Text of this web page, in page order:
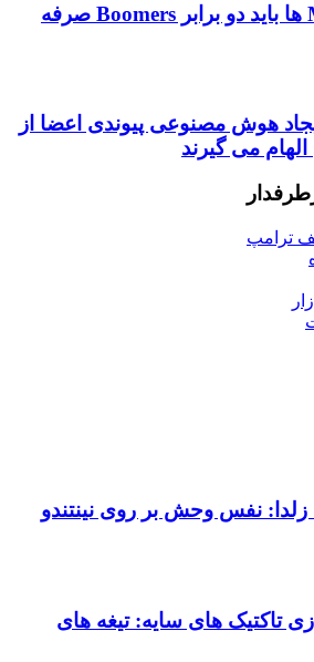
چرا Millennials ها باید دو برابر Boomers صرفه
هوش مصنوعی پیوندی اعضا از
الهام می گیرند
ترامپ
زلدا: نفس وحش بر روی نینتندو
تاکتیک های سایه: تیغه های